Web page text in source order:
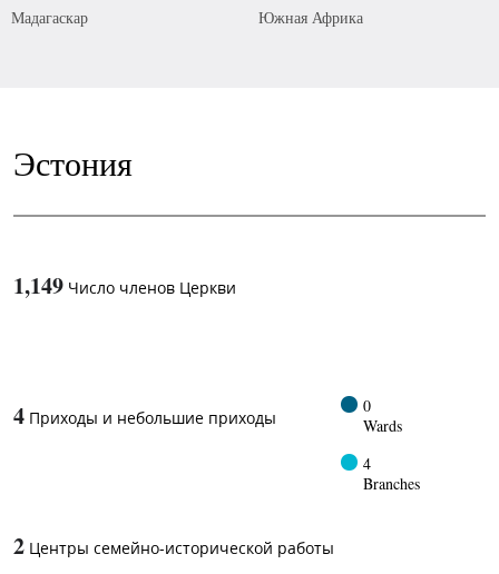
Мадагаскар
Южная Африка
Эстония
1,149 Число членов Церкви
4 Приходы и небольшие приходы
0
Wards
4
Branches
2 Центры семейно-исторической работы